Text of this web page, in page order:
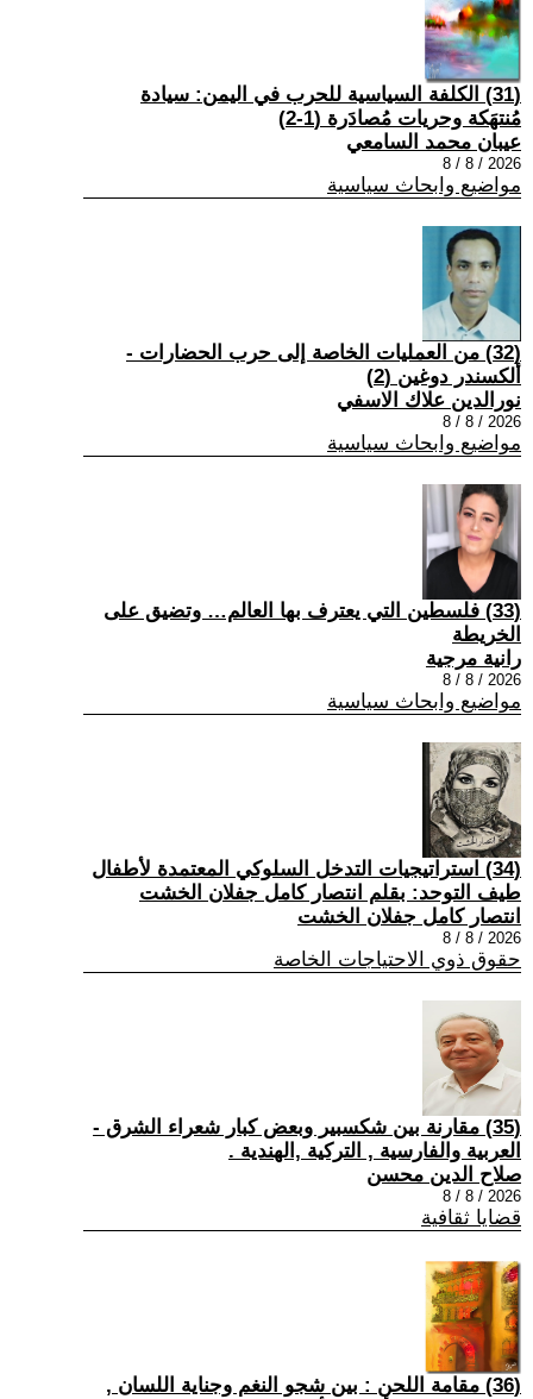
(31) الكلفة السياسية للحرب في اليمن: سيادة
مُنتهَكة وحريات مُصادَرة (1-2)
عيبان محمد السامعي
2026 / 8 / 8
مواضيع وابحاث سياسية
(32) من العمليات الخاصة إلى حرب الحضارات -
ألكسندر دوغين (2)
نورالدين علاك الاسفي
2026 / 8 / 8
مواضيع وابحاث سياسية
(33) فلسطين التي يعترف بها العالم… وتضيق على
الخريطة
رانية مرجية
2026 / 8 / 8
مواضيع وابحاث سياسية
(34) استراتيجيات التدخل السلوكي المعتمدة لأطفال
طيف التوحد: بقلم انتصار كامل جفلان الخشت
انتصار كامل جفلان الخشت
2026 / 8 / 8
حقوق ذوي الاحتياجات الخاصة
(35) مقارنة بين شكسبير وبعض كبار شعراء الشرق -
العربية والفارسية , التركية ,الهندية .
صلاح الدين محسن
2026 / 8 / 8
قضايا ثقافية
(36) مقامة اللحن : بين شجو النغم وجناية اللسان ,